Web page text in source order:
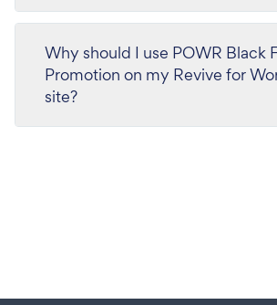
Why should I use POWR Black
Promotion on my Revive for
site?